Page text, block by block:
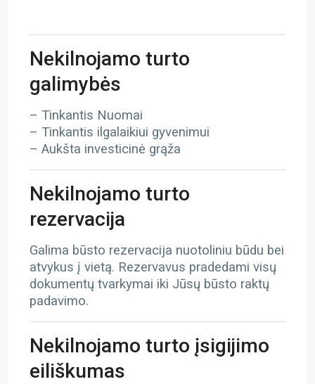
Nekilnojamo turto
galimybės
– Tinkantis Nuomai
– Tinkantis ilgalaikiui gyvenimui
– Aukšta investicinė grąža
Nekilnojamo turto
rezervacija
Galima būsto rezervacija nuotoliniu būdu bei
atvykus į vietą. Rezervavus pradedami visų
dokumentų tvarkymai iki Jūsų būsto raktų
padavimo.
Nekilnojamo turto įsigijimo
eiliškumas